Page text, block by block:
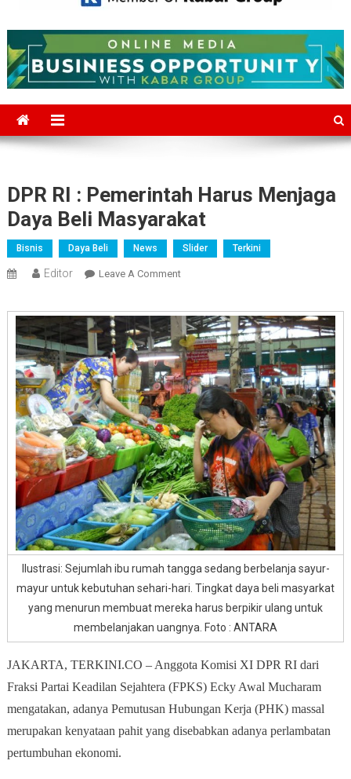
Mediajakarta.com
DPR RI : Pemerintah Harus Menjaga
Daya Beli Masyarakat
Bisnis Daya Beli News Slider Terkini
Editor Leave A CommentOn
RI
:
Pemerintah
Harus
Menjaga
Daya
Beli
Masyarakat
Ilustrasi: Sejumlah ibu rumah tangga sedang berbelanja sayur-
mayur untuk kebutuhan sehari-hari. Tingkat daya beli masyarkat
yang menurun membuat mereka harus berpikir ulang untuk
membelanjakan uangnya. Foto : ANTARA
JAKARTA, TERKINI.CO – Anggota Komisi XI DPR RI dari
Fraksi Partai Keadilan Sejahtera (FPKS) Ecky Awal Mucharam
mengatakan, adanya Pemutusan Hubungan Kerja (PHK) massal
merupakan kenyataan pahit yang disebabkan adanya perlambatan
pertumbuhan ekonomi.